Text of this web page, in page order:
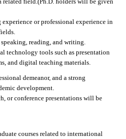
or professional experience in
reading, and writing.
technology tools such as presentation
and digital teaching materials.
demeanor, and a strong
development.
or conference presentations will be
courses related to international